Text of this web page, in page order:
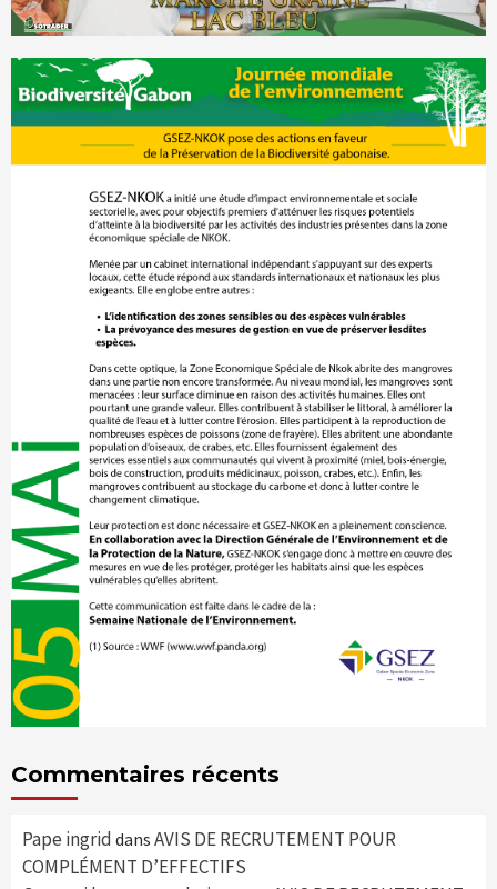
Commentaires récents
Pape ingrid dans AVIS DE RECRUTEMENT POUR
COMPLÉMENT D’EFFECTIFS